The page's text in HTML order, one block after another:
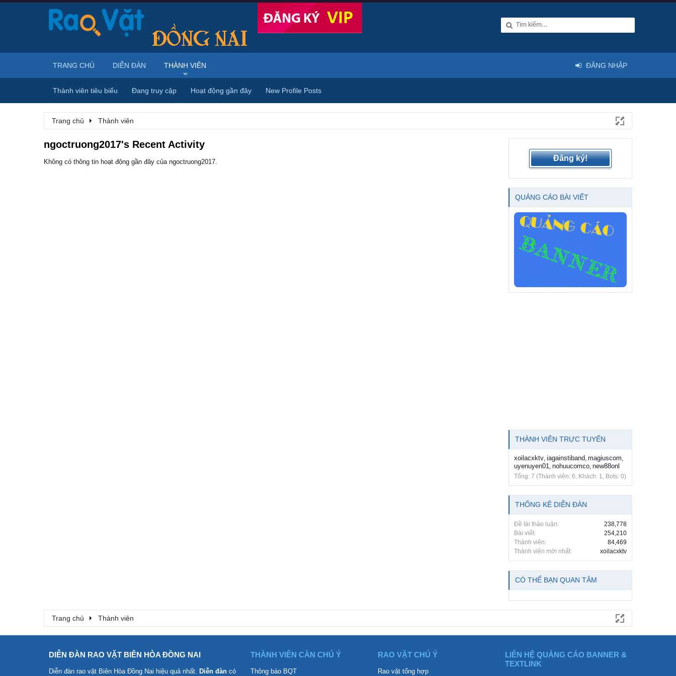
Trang chủ Thành viên
ngoctruong2017's Recent Activity
Không có thông tin hoạt động gần đây của ngoctruong2017. Đăng ký!
QUẢNG CÁO BÀI VIẾT
THÀNH VIÊN TRỰC TUYẾN
xoilacxktv, iagainstiband, magiuscom,
uyenuyen01, nohuucomco, new88onl
Tổng: 7 (Thành viên: 6, Khách: 1, Bots: 0)
THỐNG KÊ DIỄN ĐÀN
Đề tài thảo luận:
238,778
Bài viết:
254,210
Thành viên:
84,469
Thành viên mới nhất:
xoilacxktv
CÓ THỂ BẠN QUAN TÂM
Trang chủ Thành viên
TRANG CHỦ DIỄN ĐÀN THÀNH VIÊN
Thành viên tiêu biểu Đang truy cập Hoạt động gần đây New Profile Posts
ĐĂNG NHẬP
DIỄN ĐÀN RAO VẶT BIÊN HÒA ĐỒNG NAI
Diễn đàn rao vặt Biên Hòa Đồng Nai hiệu quả nhất. Diễn đàn có
THÀNH VIÊN CẦN CHÚ Ý
Thông báo BQT
RAO VẶT CHÚ Ý
Rao vặt tổng hợp
LIÊN HỆ QUẢNG CÁO BANNER &
TEXTLINK